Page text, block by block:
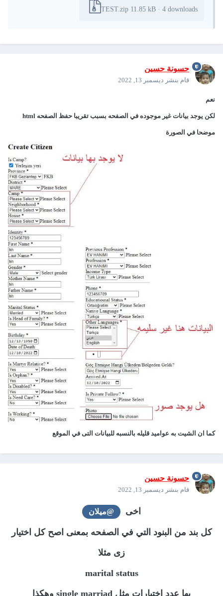
TEST.zip 11.85 kB ·4 downloads
حسونة حسين
قام بنشر ديسمبر 13, 2022
نعم
لكن يوجد بيانات غير موجوده في الصفحه بسبب تقريبا حفظ الصفحه html
موضحا في الصورة
كما ان الشيت به عواميد قليله بالنسبه للبيانات التى في الموقع
حسونة حسين
قام بنشر ديسمبر 13, 2022
اخى @ميلان
كل بند من البنود التي في الصفحه بمعنى اصح كل اختيار
زى مثلا
marital status
بها عدد اختيارات مثل single marriad وهكذا